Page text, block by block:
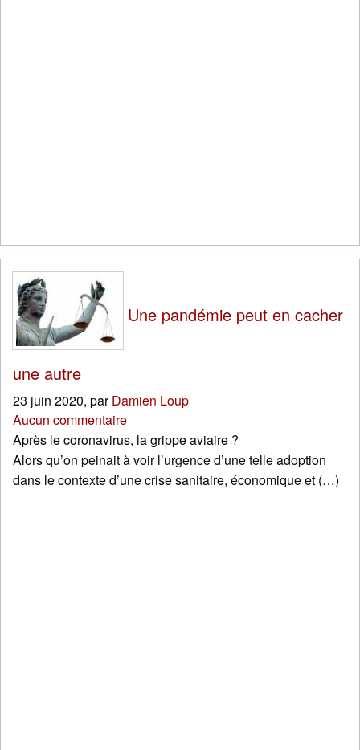
Une pandémie peut en cacher
une autre
23 juin 2020, parDamien Loup
Aucun commentaire
Après le coronavirus, la grippe aviaire ?
Alors qu’on peinait à voir l’urgence d’une telle adoption
dans le contexte d’une crise sanitaire, économique et (…)